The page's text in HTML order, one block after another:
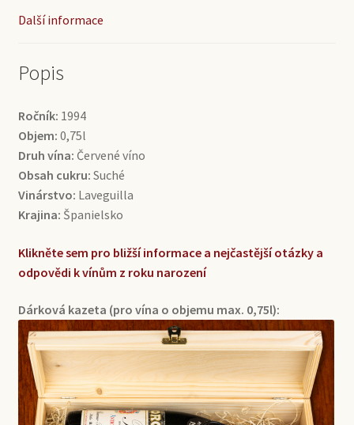
Další informace
Popis
Ročník: 1994
Objem: 0,75l
Druh vína: Červené víno
Obsah cukru: Suché
Vinárstvo: Laveguilla
Krajina: Španielsko
Klikněte sem pro bližší informace a nejčastější otázky a
odpovědi k vínům z roku narození
Dárková kazeta (pro vína o objemu max. 0,75l):